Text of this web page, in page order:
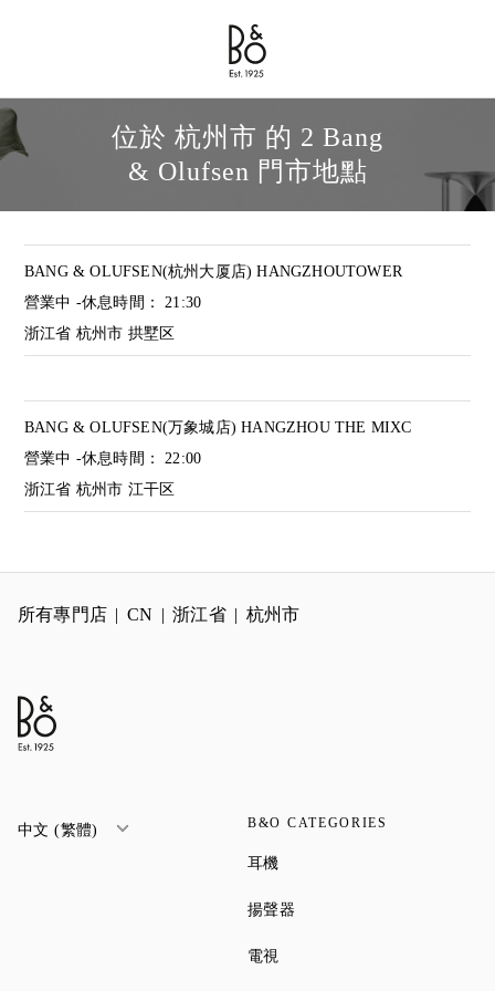
Bang & Olufsen - Exist to Create
Link Opens in New Tab
位於 杭州市 的 2 Bang
& Olufsen 門市地點
BANG & OLUFSEN(杭州大厦店) HANGZHOUTOWER
營業中 -休息時間：21:30
浙江省 杭州市 拱墅区
BANG & OLUFSEN(万象城店) HANGZHOU THE MIXC
營業中 -休息時間：22:00
浙江省 杭州市 江干区
所有專門店 CN 浙江省 杭州市
中文 (繁體) B&O CATEGORIES
耳機Link Opens in New Tab
揚聲器
電視